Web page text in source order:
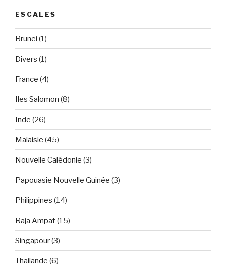
ESCALES
Brunei (1)
Divers (1)
France (4)
Iles Salomon (8)
Inde (26)
Malaisie (45)
Nouvelle Calédonie (3)
Papouasie Nouvelle Guinée (3)
Philippines (14)
Raja Ampat(15)
Singapour(3)
Thailande (6)